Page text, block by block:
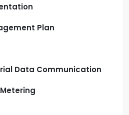
Plan
Data Communication